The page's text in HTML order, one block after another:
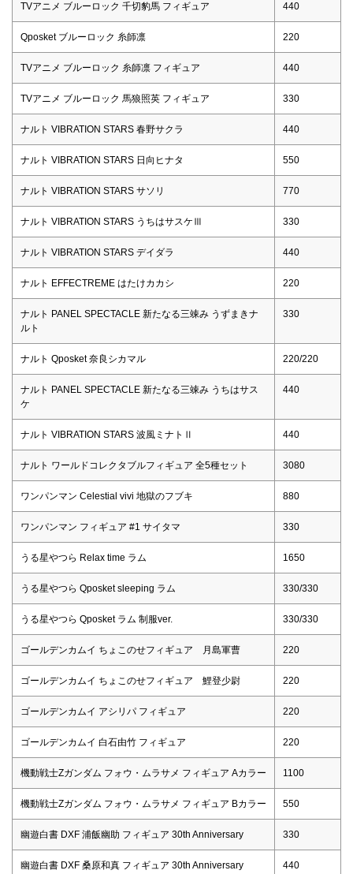
TVアニメ ブルーロック 千切豹馬 フィギュア 440
Qposket ブルーロック 糸師凛 220
TVアニメ ブルーロック 糸師凛 フィギュア 440
TVアニメ ブルーロック 馬狼照英 フィギュア 330
ナルト VIBRATION STARS 春野サクラ 440
ナルト VIBRATION STARS 日向ヒナタ 550
ナルト VIBRATION STARS サソリ 770
ナルト VIBRATION STARS うちはサスケⅢ 330
ナルト VIBRATION STARS デイダラ 440
ナルト EFFECTREME はたけカカシ 220
ナルト PANEL SPECTACLE 新たなる三竦み うずまきナ
ルト
330
ナルト Qposket 奈良シカマル 220/220
ナルト PANEL SPECTACLE 新たなる三竦み うちはサス
ケ
440
ナルト VIBRATION STARS 波風ミナトⅡ 440
ナルト ワールドコレクタブルフィギュア 全5種セット 3080
ワンパンマン Celestial vivi 地獄のフブキ 880
ワンパンマン フィギュア #1 サイタマ 330
うる星やつら Relax time ラム 1650
うる星やつら Qposket sleeping ラム 330/330
うる星やつら Qposket ラム 制服ver. 330/330
ゴールデンカムイ ちょこのせフィギュア 月島軍曹 220
ゴールデンカムイ ちょこのせフィギュア 鯉登少尉 220
ゴールデンカムイ アシリパ フィギュア 220
ゴールデンカムイ 白石由竹 フィギュア 220
機動戦士Zガンダム フォウ・ムラサメ フィギュア Aカラー 1100
機動戦士Zガンダム フォウ・ムラサメ フィギュア Bカラー 550
幽遊白書 DXF 浦飯幽助 フィギュア 30th Anniversary 330
幽遊白書 DXF 桑原和真 フィギュア 30th Anniversary 440